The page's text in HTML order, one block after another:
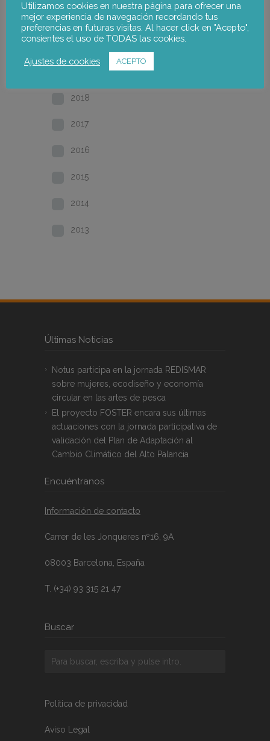
2021
2020
2018
2017
2016
2015
2014
2013
Últimas Noticias
Notus participa en la jornada REDISMAR
sobre mujeres, ecodiseño y economía
circular en las artes de pesca
El proyecto FOSTER encara sus últimas
actuaciones con la jornada participativa de
validación del Plan de Adaptación al
Cambio Climático del Alto Palancia
Encuéntranos
Información de contacto
Carrer de les Jonqueres nº16, 9A
08003 Barcelona, España
T. (+34) 93 315 21 47
Buscar
Política de privacidad
Aviso Legal
Utilizamos cookies en nuestra página para ofrecer una
mejor experiencia de navegación recordando tus
preferencias en futuras visitas. Al hacer click en "Acepto",
consientes el uso de TODAS las cookies.
Ajustes de cookies ACEPTO